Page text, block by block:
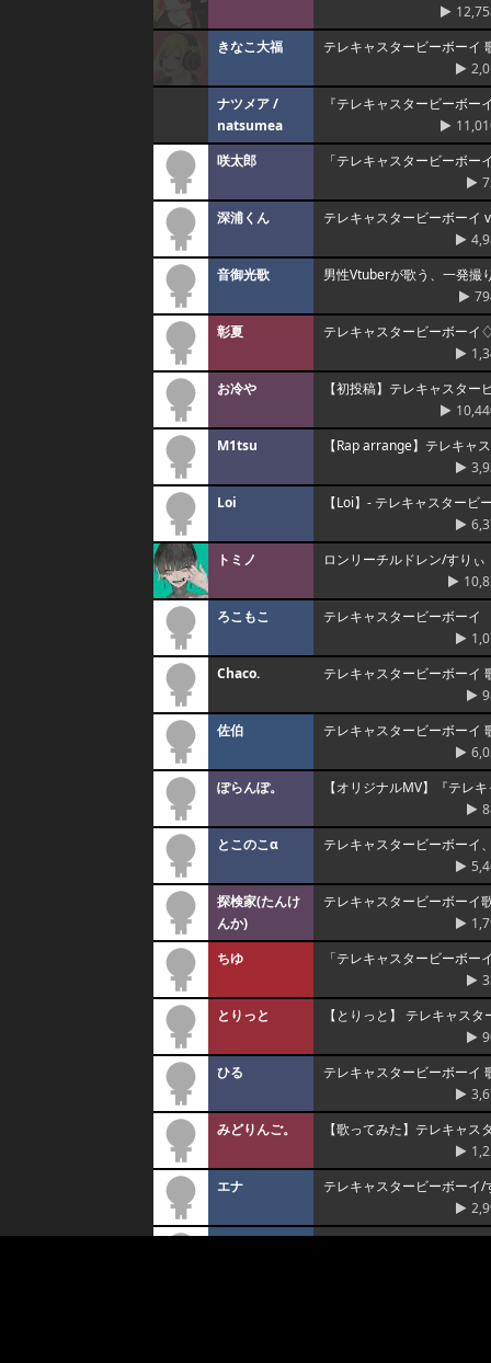
きなこ大福
テレキャスタービーボーイ
ナツメア /
natsumea
『テレキャスタービーボ
咲太郎
「テレキャスタービーボ
深浦くん
テレキャスタービーボーイ
音御光歌
男性Vtuberが歌う、一発撮
彰夏
テレキャスタービーボーイ
お冷や
【初投稿】テレキャスター
M1tsu
【Rap arrange】テレキャ
Loi
【Loi】- テレキャスタービ
トミノ
ロンリーチルドレン/すりぃ
ろこもこ
テレキャスタービーボー
Chaco.
テレキャスタービーボーイ
佐伯
テレキャスタービーボーイ
ぽらんぽ。
【オリジナルMV】『テレ
とこのこα
テレキャスタービーボーイ
探検家(たんけ
んか)
テレキャスタービーボーイ
ちゆ
「テレキャスタービーボ
とりっと
【とりっと】 テレキャス
ひる
テレキャスタービーボーイ
みどりんご。
【歌ってみた】テレキャ
エナ
テレキャスタービーボー